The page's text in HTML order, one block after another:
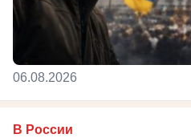
06.08.2026
В России